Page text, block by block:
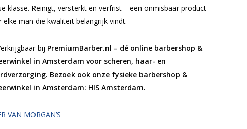
klasse. Reinigt, versterkt en verfrist – een onmisbaar product
elke man die kwaliteit belangrijk vindt.
bij PremiumBarber.nl – dé online barbershop &
in Amsterdam voor scheren, haar- en
Bezoek ook onze fysieke barbershop &
in Amsterdam: HIS Amsterdam.
VAN MORGAN’S